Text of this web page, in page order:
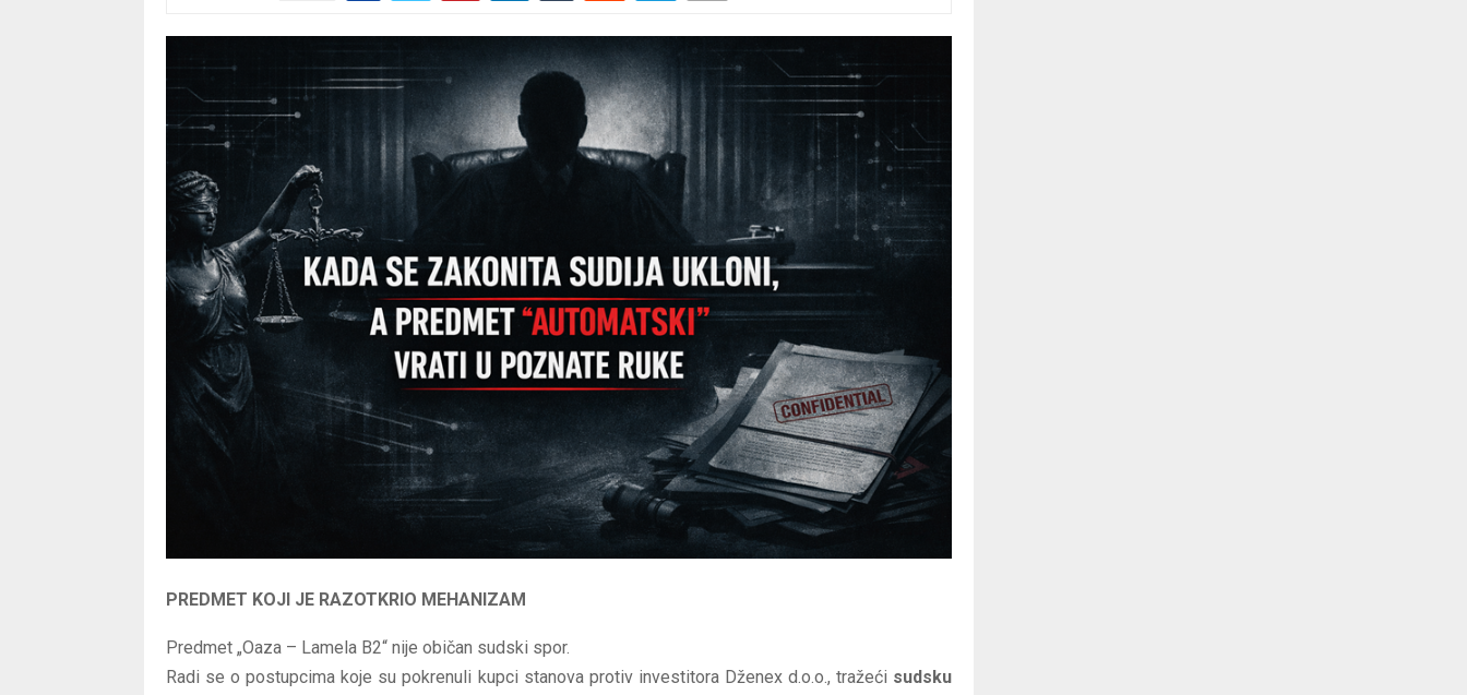
PREDMET KOJI JE RAZOTKRIO MEHANIZAM
Predmet „Oaza – Lamela B2“ nije običan sudski spor.
Radi se o postupcima koje su pokrenuli kupci stanova protiv investitora Dženex d.o.o., tražeći sudsku